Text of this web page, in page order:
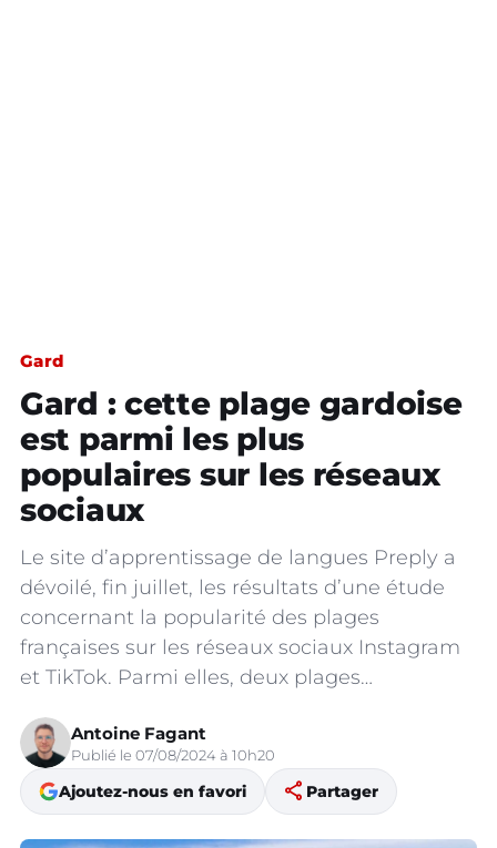
Gard
Gard : cette plage gardoise
est parmi les plus
populaires sur les réseaux
sociaux
Le site d’apprentissage de langues Preply a
dévoilé, fin juillet, les résultats d’une étude
concernant la popularité des plages
françaises sur les réseaux sociaux Instagram
et TikTok. Parmi elles, deux plages…
Antoine Fagant
Publié le 07/08/2024 à 10h20
Ajoutez-nous en favori share Partager